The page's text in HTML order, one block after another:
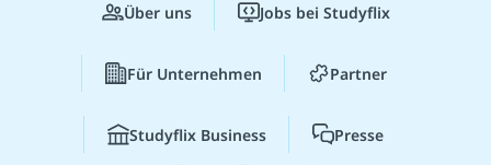
Über uns Jobs bei Studyflix
Für Unternehmen Partner
Studyflix Business Presse